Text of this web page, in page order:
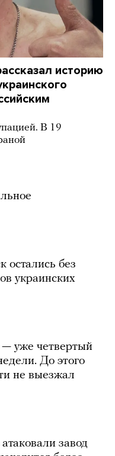
историю
В 19
остались без
украинских
— уже четвертый
До этого
не выезжал
завод